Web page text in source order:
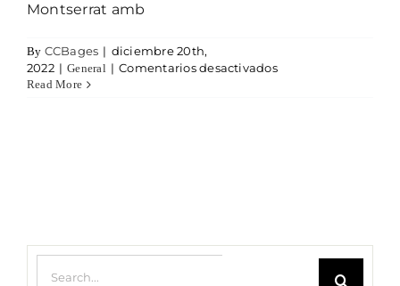
Montserrat amb
By CCBages | diciembre 20th,
2022 | General | Comentarios desactivadosen Copy Copy
Read More